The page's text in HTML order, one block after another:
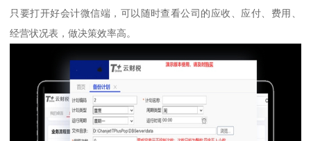
只要打开好会计微信端，可以随时查看公司的应收、应付、费用、
经营状况表，做决策效率高。